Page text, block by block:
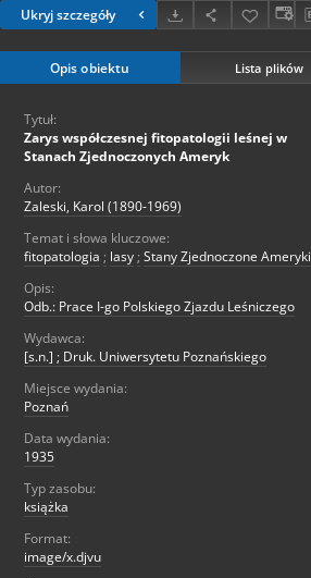
Ukryj szczegóły
Opis obiektu Lista plików
Tytuł:
Zarys współczesnej fitopatologii leśnej w
Stanach Zjednoczonych Ameryk
Autor:
Zaleski, Karol (1890-1969)
Temat i słowa kluczowe:
fitopatologia ; lasy ; Stany Zjednoczone Ameryki
Opis:
Odb.: Prace I-go Polskiego Zjazdu Leśniczego
Wydawca:
[s.n.] ; Druk. Uniwersytetu Poznańskiego
Miejsce wydania:
Poznań
Data wydania:
1935
Typ zasobu:
książka
Format:
image/x.djvu